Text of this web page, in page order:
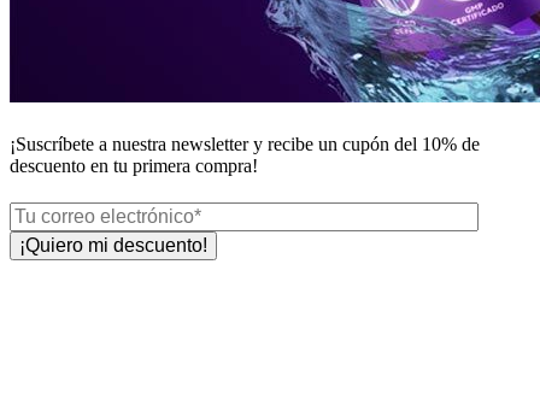
¡Suscríbete a nuestra newsletter y recibe un cupón del 10% de
descuento en tu primera compra!